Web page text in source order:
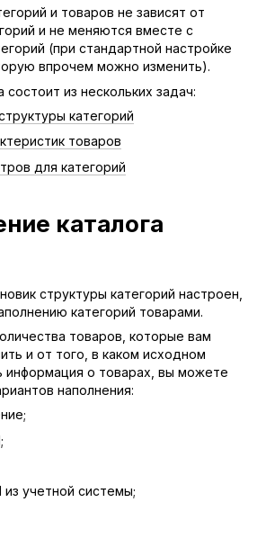
и товаров не зависят от
и не меняются вместе с
(при стандартной настройке
впрочем можно изменить).
состоит из нескольких задач:
категорий
товаров
для категорий
каталога
структуры категорий настроен,
категорий товарами.
товаров, которые вам
и от того, в каком исходном
информация о товарах, вы можете
наполнения:
из учетной системы;